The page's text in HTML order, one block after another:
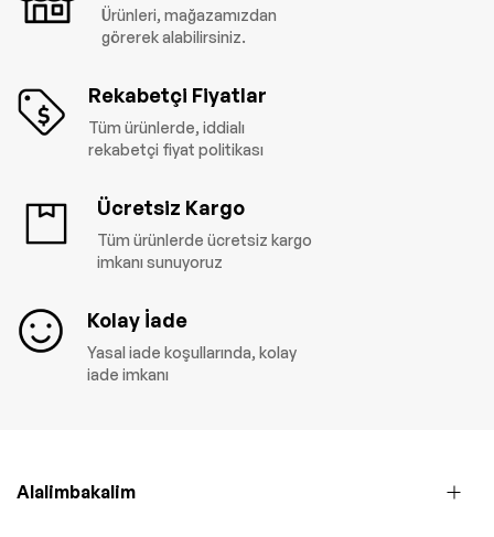
Ürünleri, mağazamızdan
görerek alabilirsiniz.
Rekabetçi Fiyatlar
Tüm ürünlerde, iddialı
rekabetçi fiyat politikası
Ücretsiz Kargo
Tüm ürünlerde ücretsiz kargo
imkanı sunuyoruz
Kolay İade
Yasal iade koşullarında, kolay
iade imkanı
Alalimbakalim